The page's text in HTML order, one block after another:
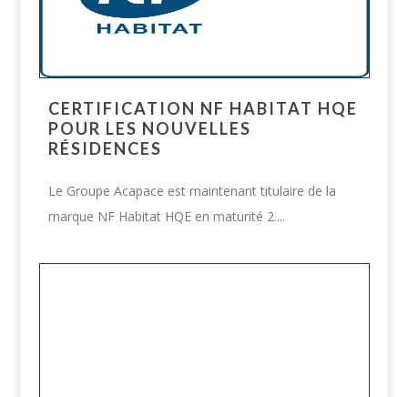
CERTIFICATION NF HABITAT HQE
POUR LES NOUVELLES
RÉSIDENCES
Le Groupe Acapace est maintenant titulaire de la
marque NF Habitat HQE en maturité 2....